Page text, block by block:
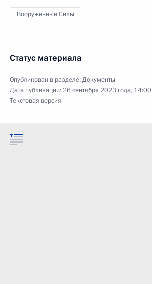
Вооружённые Силы
Статус материала
Опубликован в разделе:Документы
Дата публикации:26 сентября 2023 года, 14:00
Текстовая версия